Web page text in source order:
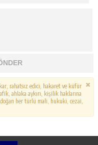
rahatsız edici, hakaret ve küfür
ahlaka aykırı, kişilik haklarına
her türlü mali, hukuki, cezai,